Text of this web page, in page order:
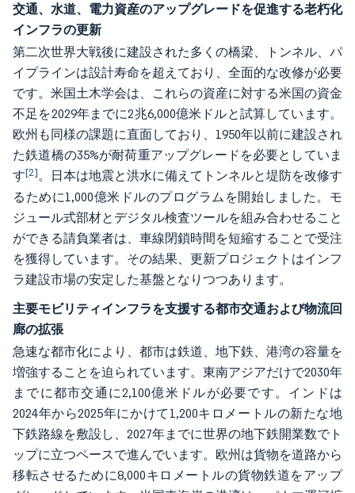
交通、水道、電力資産のアップグレードを促進する老朽化
インフラの更新
第二次世界大戦後に建設された多くの橋梁、トンネル、パ
イプラインは設計寿命を超えており、全面的な改修が必要
です。米国土木学会は、これらの資産に対する米国の資金
不足を2029年までに2兆6,000億米ドルと試算しています。
欧州も同様の課題に直面しており、1950年以前に建設され
た鉄道橋の35%が耐荷重アップグレードを必要としていま
す[2]。日本は地震と洪水に備えてトンネルと堤防を改修す
るために1,000億米ドルのプログラムを開始しました。モ
ジュール式部材とデジタル検査ツールを組み合わせること
ができる請負業者は、車線閉鎖時間を短縮することで受注
を獲得しています。その結果、更新プロジェクトはインフ
ラ建設市場の安定した基盤となりつつあります。
主要モビリティインフラを支援する都市交通および物流回
廊の拡張
急速な都市化により、都市は鉄道、地下鉄、港湾の容量を
増強することを迫られています。東南アジアだけで2030年
までに都市交通に2,100億米ドルが必要です。インドは
2024年から2025年にかけて1,200キロメートルの新たな地
下鉄路線を敷設し、2027年までに世界の地下鉄開業数でト
ップに立つペースで進んでいます。欧州は貨物を道路から
移転させるために8,000キロメートルの貨物鉄道をアップ